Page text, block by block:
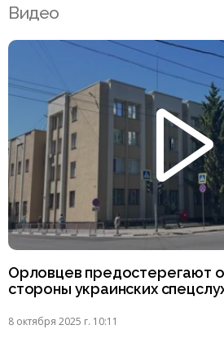
Видео
Орловцев предостерегают
стороны украинских
8 октября 2025 г. 10:11